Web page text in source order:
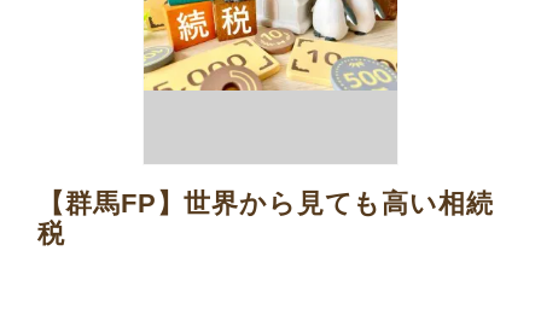
【群馬FP】世界から見ても高い相続
税